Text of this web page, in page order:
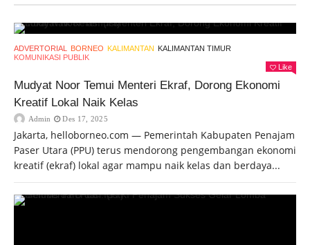
ADVERTORIAL BORNEO KALIMANTAN KALIMANTAN TIMUR
KOMUNIKASI PUBLIK
Like
Mudyat Noor Temui Menteri Ekraf, Dorong Ekonomi
Kreatif Lokal Naik Kelas
Admin Des 17, 2025
Jakarta, helloborneo.com — Pemerintah Kabupaten Penajam
Paser Utara (PPU) terus mendorong pengembangan ekonomi
kreatif (ekraf) lokal agar mampu naik kelas dan berdaya...